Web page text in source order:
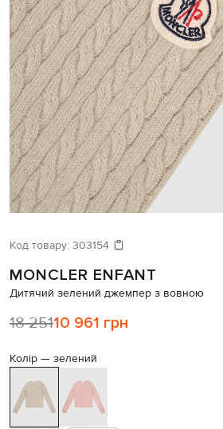
Код товару: 303154
MONCLER ENFANT
Дитячий зелений джемпер з вовною
18 25110 961 грн
Колір — зелений